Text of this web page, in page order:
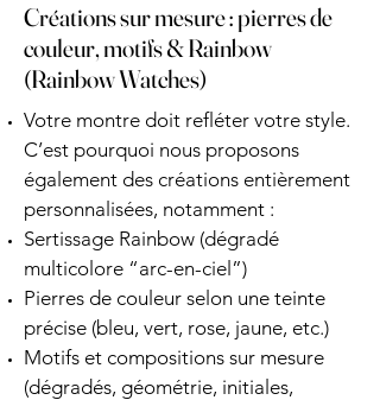
Créations sur mesure : pierres de
couleur, motifs & Rainbow
(Rainbow Watches)
Votre montre doit refléter votre style.
C’est pourquoi nous proposons
également des créations entièrement
personnalisées, notamment :
Sertissage Rainbow (dégradé
multicolore “arc-en-ciel”)
Pierres de couleur selon une teinte
précise (bleu, vert, rose, jaune, etc.)
Motifs et compositions sur mesure
(dégradés, géométrie, initiales,